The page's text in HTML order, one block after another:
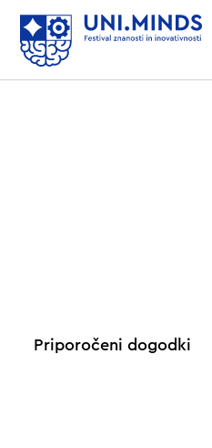
Priporočeni dogodki